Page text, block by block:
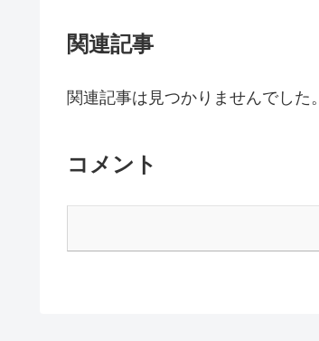
関連記事
関連記事は見つかりませんでした。
コメント